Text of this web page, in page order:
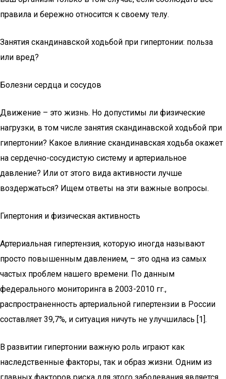
правила и бережно относится к своему телу.
Занятия скандинавской ходьбой при гипертонии: польза
или вред?
Болезни сердца и сосудов
Движение – это жизнь. Но допустимы ли физические
нагрузки, в том числе занятия скандинавской ходьбой при
гипертонии? Какое влияние скандинавская ходьба окажет
на сердечно-сосудистую систему и артериальное
давление? Или от этого вида активности лучше
воздержаться? Ищем ответы на эти важные вопросы.
Гипертония и физическая активность
Артериальная гипертензия, которую иногда называют
просто повышенным давлением, – это одна из самых
частых проблем нашего времени. По данным
федерального мониторинга в 2003-2010 гг.,
распространенность артериальной гипертензии в России
составляет 39,7%, и ситуация ничуть не улучшилась [1].
В развитии гипертонии важную роль играют как
наследственные факторы, так и образ жизни. Одним из